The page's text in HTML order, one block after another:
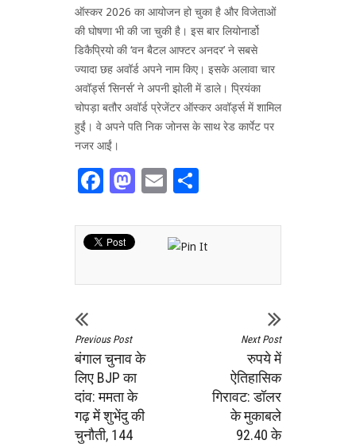
ऑस्कर 2026 का आयोजन हो चुका है और विजेताओं
की घोषणा भी की जा चुकी है। इस बार लियोनार्डो
डिकैप्रियो की ‘वन बैटल आफ्टर अनदर’ ने सबसे
ज्यादा छह अवॉर्ड अपने नाम किए। इसके अलावा चार
अवॉर्ड्स ‘सिनर्स’ ने अपनी झोली में डाले। प्रियंका
चोपड़ा बतौर अवॉर्ड प्रेजेंटर ऑस्कर अवॉर्ड्स में शामिल
हुईं। वे अपने पति निक जोनस के साथ रेड कार्पेट पर
नजर आईं।
Facebook
Mastodon
Email
Previous Post
बंगाल चुनाव के
लिए BJP का
दांव: ममता के
गढ़ में शुभेंदु की
चुनौती, 144
Next Post
रुपये में
ऐतिहासिक
गिरावट: डॉलर
के मुकाबले
92.40 के